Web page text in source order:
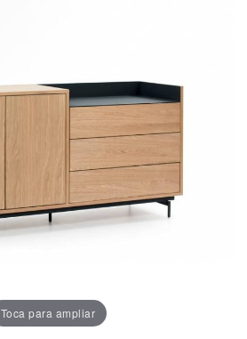
Toca para ampliar